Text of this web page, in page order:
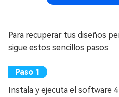
Para recuperar tus diseños
sigue estos sencillos pasos:
Instala y ejecuta el software